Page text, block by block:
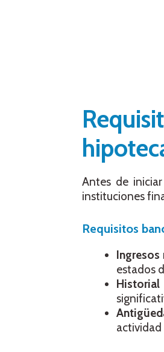
Antes de
instituciones
Requisitos
estados
Historial